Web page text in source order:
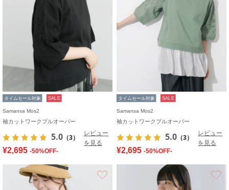
タイムセール対象 SALE
Samansa Mos2
袖カットワークプルオーバー
5.0 （3）
レビュー
を見る
¥2,695 -50%OFF-
タイムセール対象 SALE
Samansa Mos2
袖カットワークプルオーバー
5.0 （3）
レビュー
を見る
¥2,695 -50%OFF-